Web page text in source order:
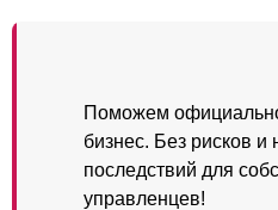
Поможем
бизнес. Без рисков и
последствий для
управленцев!